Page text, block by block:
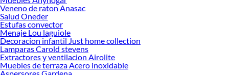
pero efectivo para mejorar la seguridad de una pared o valla de seguridad
existente. Están fabricadas en material metálico. O también puedes incorporar
un portón eléctrico, que te permitirán abrir y cerrar la puerta de tu garaje
presionando un botón, sin tener que bajar del auto.
Encuentra en nuestra tienda online todo tipo de productos para
para puertas y ventanas: mosquiteros, puntas y portones eléctricos, entre otros.
Veneno de raton Anasac
Salud Oneder
Estufas convector
Menaje Lou laguiole
Decoracion infantil Just home collection
Lamparas Carold stevens
Extractores y ventilacion Airolite
Muebles de terraza Acero inoxidable